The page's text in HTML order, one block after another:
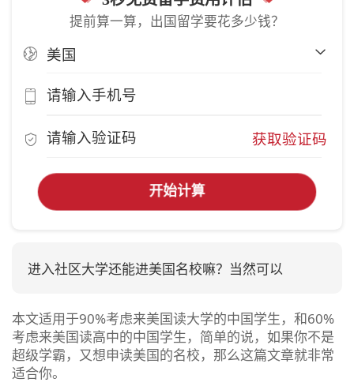
提前算一算，出国留学要花多少钱？
获取验证码
开始计算
进入社区大学还能进美国名校嘛？当然可以
本文适用于90%考虑来美国读大学的中国学生，和60%
考虑来美国读高中的中国学生，简单的说，如果你不是
超级学霸，又想申读美国的名校，那么这篇文章就非常
适合你。